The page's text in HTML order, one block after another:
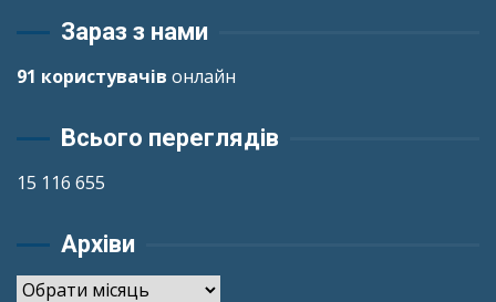
Зараз з нами
91 користувачів онлайн
Всього переглядів
15 116 655
Архіви
Архіви